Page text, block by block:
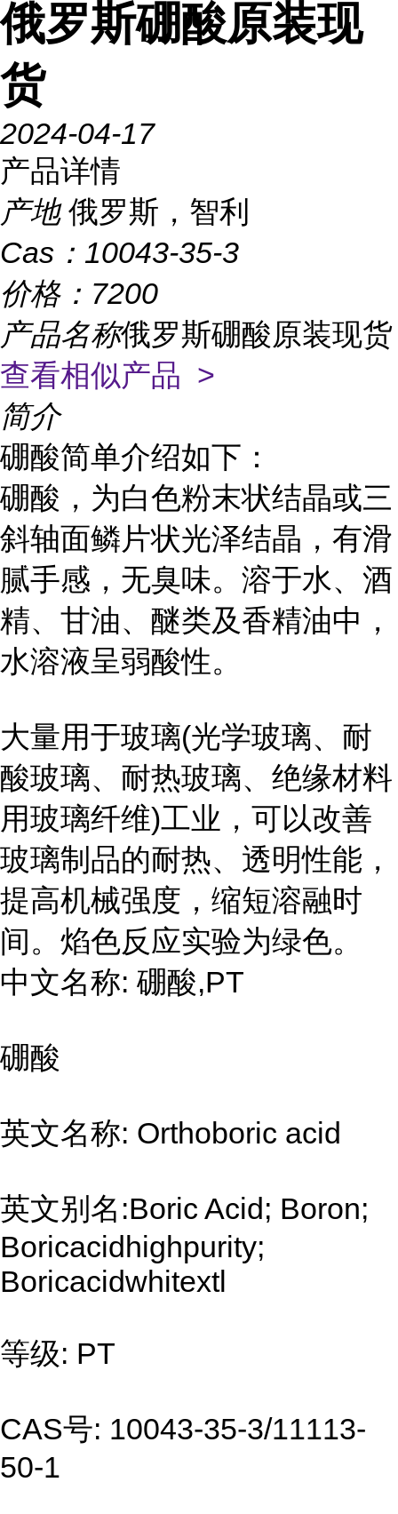
俄罗斯硼酸原装现
货
2024-04-17
产品详情
产地 俄罗斯，智利
Cas： 10043-35-3
价格： 7200
产品名称俄罗斯硼酸原装现货
查看相似产品 >
简介
硼酸简单介绍如下：
硼酸，为白色粉末状结晶或三
斜轴面鳞片状光泽结晶，有滑
腻手感，无臭味。溶于水、酒
精、甘油、醚类及香精油中，
水溶液呈弱酸性。
大量用于玻璃(光学玻璃、耐
酸玻璃、耐热玻璃、绝缘材料
用玻璃纤维)工业，可以改善
玻璃制品的耐热、透明性能，
提高机械强度，缩短溶融时
间。焰色反应实验为绿色。
中文名称: 硼酸,PT
硼酸
英文名称: Orthoboric acid
英文别名:Boric Acid; Boron;
Boricacidhighpurity;
Boricacidwhitextl
等级: PT
CAS号: 10043-35-3/11113-
50-1